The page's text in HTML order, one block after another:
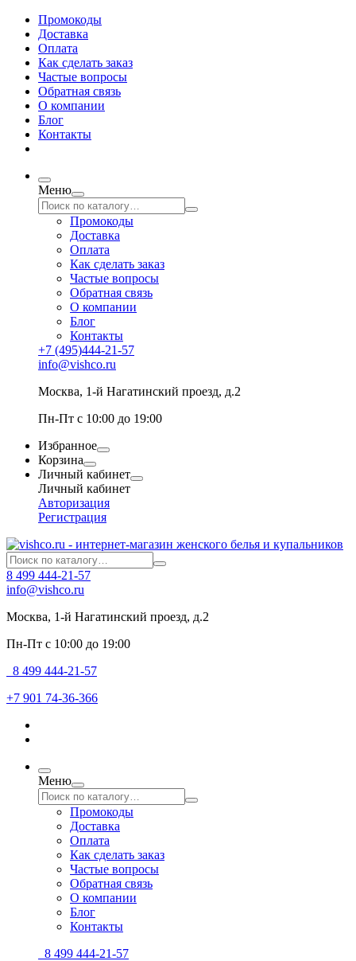
Промокоды
Доставка
Оплата
Как сделать заказ
Частые вопросы
Обратная связь
О компании
Блог
Контакты
Меню
Промокоды
Доставка
Оплата
Как сделать заказ
Частые вопросы
Обратная связь
О компании
Блог
Контакты
+7 (495)444-21-57
info@vishco.ru
Москва, 1-й Нагатинский проезд, д.2
Пн-Пт с 10:00 до 19:00
Избранное
Корзина
Личный кабинет
Личный кабинет
Авторизация
Регистрация
8 499 444-21-57
info@vishco.ru
Москва, 1-й Нагатинский проезд, д.2
Пн-Пт с 10:00 до 19:00
8 499 444-21-57
+7 901 74-36-366
Меню
Промокоды
Доставка
Оплата
Как сделать заказ
Частые вопросы
Обратная связь
О компании
Блог
Контакты
8 499 444-21-57